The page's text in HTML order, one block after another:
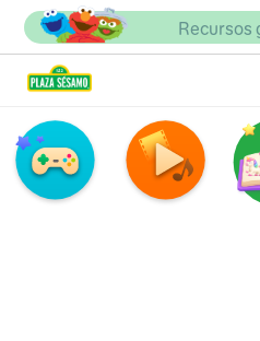
Pequeñas
Aventureras
Recursos